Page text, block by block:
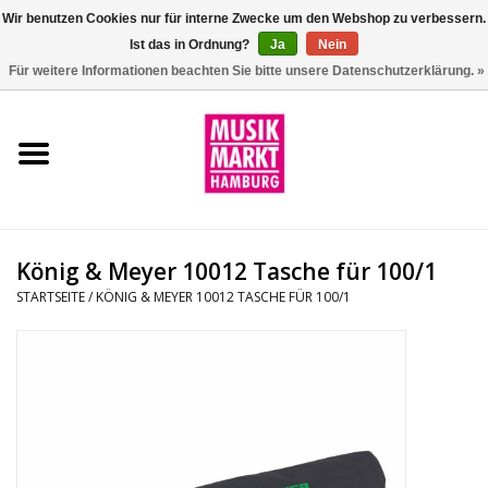
Aktion
Drums
König & Meyer 10012 Tasche für 100/1
STARTSEITE/ KÖNIG & MEYER 10012 TASCHE FÜR 100/1
Wir benutzen Cookies nur für interne Zwecke um den Webshop zu verbessern.
Ist das in Ordnung?
Ja
Nein
Für weitere Informationen beachten Sie bitte unsere Datenschutzerklärung. »